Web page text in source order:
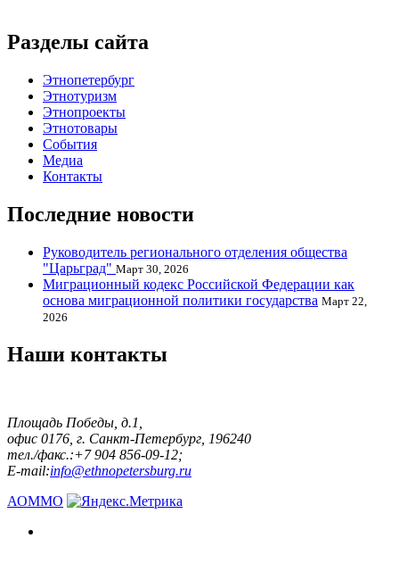
Разделы сайта
Этнопетербург
Этнотуризм
Этнопроекты
Этнотовары
События
Медиа
Контакты
Последние новости
Руководитель регионального отделения общества
"Царьград" Март 30, 2026
Миграционный кодекс Российской Федерации как
основа миграционной политики государства Март 22,
2026
Наши контакты
Площадь Победы, д.1,
офис 0176, г. Санкт-Петербург, 196240
тел./факс.:+7 904 856-09-12;
E-mail:info@ethnopetersburg.ru
АОММО